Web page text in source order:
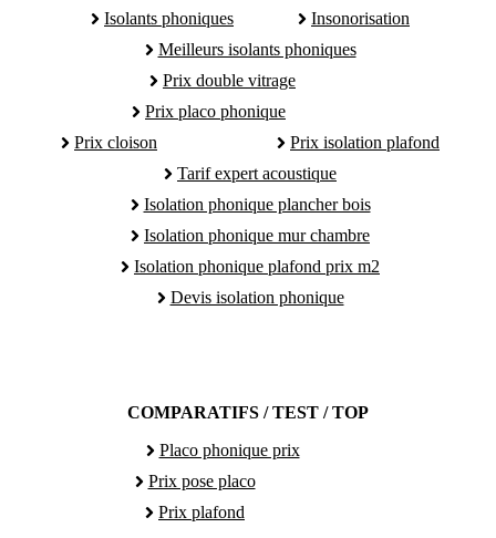
Isolants phoniques
Insonorisation
Meilleurs isolants phoniques
Prix double vitrage
Prix placo phonique
Prix cloison
Prix isolation plafond
Tarif expert acoustique
Isolation phonique plancher bois
Isolation phonique mur chambre
Isolation phonique plafond prix m2
Devis isolation phonique
COMPARATIFS / TEST / TOP
Placo phonique prix
Prix pose placo
Prix plafond